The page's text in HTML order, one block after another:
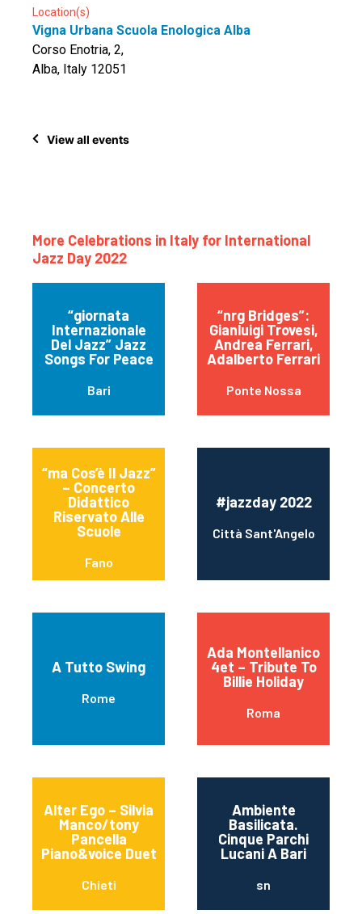
Location(s)
Vigna Urbana Scuola Enologica Alba
Corso Enotria, 2,
Alba, Italy 12051
View all events
More Celebrations in Italy for International
Jazz Day 2022
“giornata
Internazionale
Del Jazz” Jazz
Songs For Peace
Bari
“nrg Bridges”:
Gianluigi Trovesi,
Andrea Ferrari,
Adalberto Ferrari
Ponte Nossa
“ma Cos’è Il Jazz”
– Concerto
Didattico
Riservato Alle
Scuole
Fano
#jazzday 2022
Città Sant'Angelo
A Tutto Swing
Rome
Ada Montellanico
4et – Tribute To
Billie Holiday
Roma
Alter Ego – Silvia
Manco/tony
Pancella
Piano&voice Duet
Chieti
Ambiente
Basilicata.
Cinque Parchi
Lucani A Bari
sn